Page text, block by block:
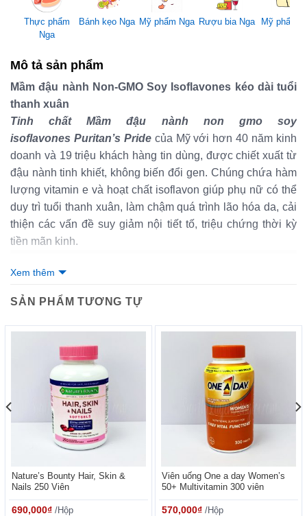
Thực phẩm
Nga
Bánh kẹo Nga Mỹ phẩm Nga Rượu bia Nga Mỹ phẩm
Mô tả sản phẩm
Mầm đậu nành Non-GMO Soy Isoflavones kéo dài tuổi
thanh xuân
Tinh chất Mầm đậu nành non gmo soy
isoflavones Puritan’s Pridecủa Mỹ với hơn 40 năm kinh
doanh và 19 triệu khách hàng tin dùng, được chiết xuất từ
đậu nành tinh khiết, không biến đổi gen. Chúng chứa hàm
lượng vitamin e và hoạt chất isoflavon giúp phụ nữ có thể
duy trì tuổi thanh xuân, làm chậm quá trình lão hóa da, cải
thiện các vấn đề suy giảm nội tiết tố, triệu chứng thời kỳ
tiền mãn kinh.
Mầm đậu nành estrogen Non-GMO Soy Isoflavones làm
chậm quá trình lão hóa, trẻ hóa làn da, lưu giữ nét quyến
rũ, hấp dẫn cho phái đẹp
Tác dụng của mầm đậu nành Puritan’s Pride
Xem thêm
SẢN PHẨM TƯƠNG TỰ
Nature’s Bounty Hair, Skin &
Nails 250 Viên
690,000₫ /Hộp
Viên uống One a day Women’s
50+ Multivitamin 300 viên
570,000₫ /Hộp